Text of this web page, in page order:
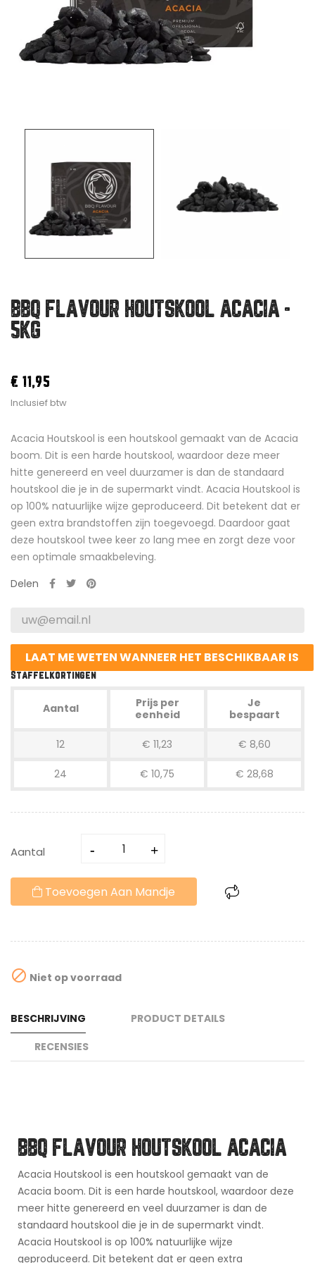
BBQ FLAVOUR HOUTSKOOL ACACIA -
5KG
€ 11,95
Inclusief btw
Acacia Houtskool is een houtskool gemaakt van de Acacia
boom. Dit is een harde houtskool, waardoor deze meer
hitte genereerd en veel duurzamer is dan de standaard
houtskool die je in de supermarkt vindt. Acacia Houtskool is
op 100% natuurlijke wijze geproduceerd. Dit betekent dat er
geen extra brandstoffen zijn toegevoegd. Daardoor gaat
deze houtskool twee keer zo lang mee en zorgt deze voor
een optimale smaakbeleving.
Delen
LAAT ME WETEN WANNEER HET BESCHIKBAAR IS
Staffelkortingen
Aantal
Prijs per
eenheid
Je
bespaart
12 € 11,23 € 8,60
24 € 10,75 € 28,68
Aantal
Toevoegen Aan Mandje
 Niet op voorraad
BESCHRIJVING
PRODUCT DETAILS
RECENSIES
BBQ FLAVOUR HOUTSKOOL ACACIA
Acacia Houtskool is een houtskool gemaakt van de
Acacia boom. Dit is een harde houtskool, waardoor deze
meer hitte genereerd en veel duurzamer is dan de
standaard houtskool die je in de supermarkt vindt.
Acacia Houtskool is op 100% natuurlijke wijze
geproduceerd. Dit betekent dat er geen extra